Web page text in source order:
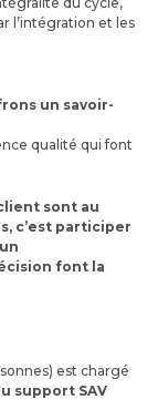
l’intégration et les
un savoir-
qualité qui font
sont au
c’est participer
font la
est chargé
support SAV